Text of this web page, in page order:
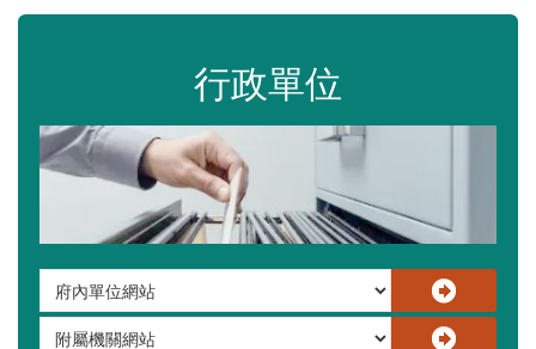
行政單位